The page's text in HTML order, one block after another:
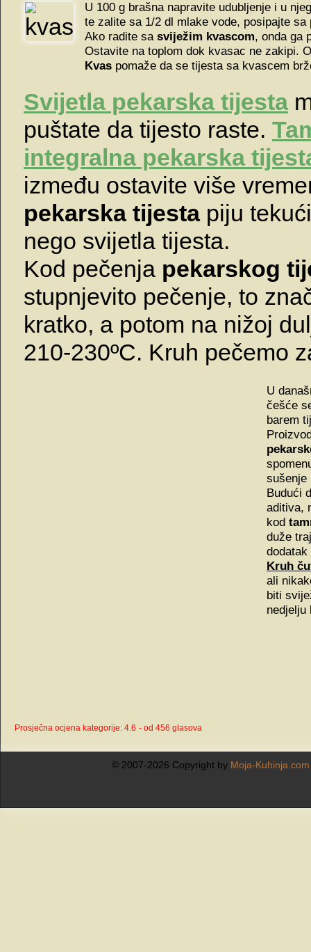
U 100 g brašna napravite udubljenje i u
te zalite sa 1/2 dl mlake vode, posipajte sa
Ako radite sa sviježim kvascom, onda ga
Ostavite na toplom dok kvasac ne zakipi.
Kvas pomaže da se tijesta sa kvascem
Svijetla pekarska tijesta
puštate da tijesto raste.
integralna pekarska
između ostavite više
pekarska tijestapiju
nego svijetla tijesta.
Kod pečenja pekarskog
stupnjevito pečenje, to
kratko, a potom na nižoj
210-230ºC. Kruh pečemo
U
češće
barem
Budući
aditiva,
kod
duže
Kruh
ali
biti
nedjelju
Prosječna ocjena kategorije: 4.6 - od 456 glasova
© 2007-2026 Copyright by Moja-Kuhinja.com